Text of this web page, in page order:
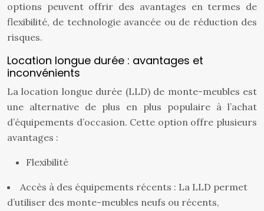
options peuvent offrir des avantages en termes de
flexibilité, de technologie avancée ou de réduction des
risques.
Location longue durée : avantages et
inconvénients
La location longue durée (LLD) de monte-meubles est
une alternative de plus en plus populaire à l’achat
d’équipements d’occasion. Cette option offre plusieurs
avantages :
Flexibilité
Accès à des équipements récents : La LLD permet
d’utiliser des monte-meubles neufs ou récents,